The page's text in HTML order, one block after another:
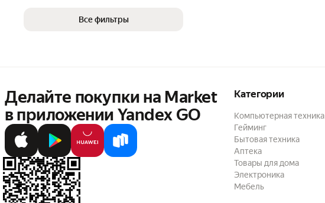
Все фильтры
Делайте покупки на Market
в приложении Yandex GO
Категории
Компьютерная техника
Гейминг
Бытовая техника
Аптека
Товары для дома
Электроника
Мебель